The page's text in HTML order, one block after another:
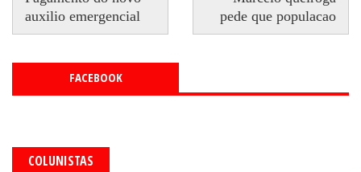
auxilio emergencial
pede que populacao
FACEBOOK
COLUNISTAS